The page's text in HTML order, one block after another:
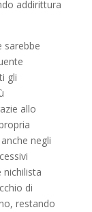
addirittura
sarebbe
gli
allo
negli
di
restando